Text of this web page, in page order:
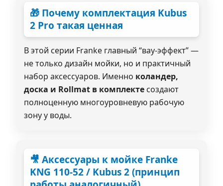
🎁 Почему комплектация Kubus
2 Pro такая ценная
В этой серии Franke главный “вау-эффект” —
не только дизайн мойки, но и практичный
набор аксессуаров. Именно коландер,
доска и Rollmat в комплекте создают
полноценную многоуровневую рабочую
зону у воды.
🎥 Аксессуары к мойке Franke
KNG 110-52 / Kubus 2 (принцип